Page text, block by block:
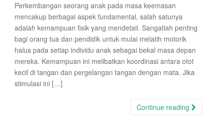
Perkembangan seorang anak pada masa keemasan
mencakup berbagai aspek fundamental, salah satunya
adalah kemampuan fisik yang mendetail. Sangatlah penting
bagi orang tua dan pendidik untuk mulai melatih motorik
halus pada setiap individu anak sebagai bekal masa depan
mereka. Kemampuan ini melibatkan koordinasi antara otot
kecil di tangan dan pergelangan tangan dengan mata. Jika
stimulasi ini […]
Continue reading